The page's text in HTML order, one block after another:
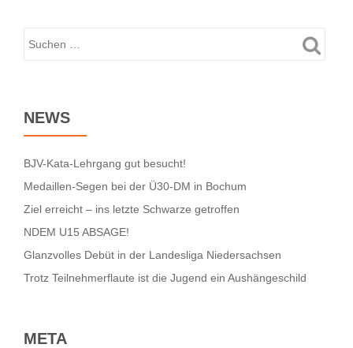
NEWS
BJV-Kata-Lehrgang gut besucht!
Medaillen-Segen bei der Ü30-DM in Bochum
Ziel erreicht – ins letzte Schwarze getroffen
NDEM U15 ABSAGE!
Glanzvolles Debüt in der Landesliga Niedersachsen
Trotz Teilnehmerflaute ist die Jugend ein Aushängeschild
META